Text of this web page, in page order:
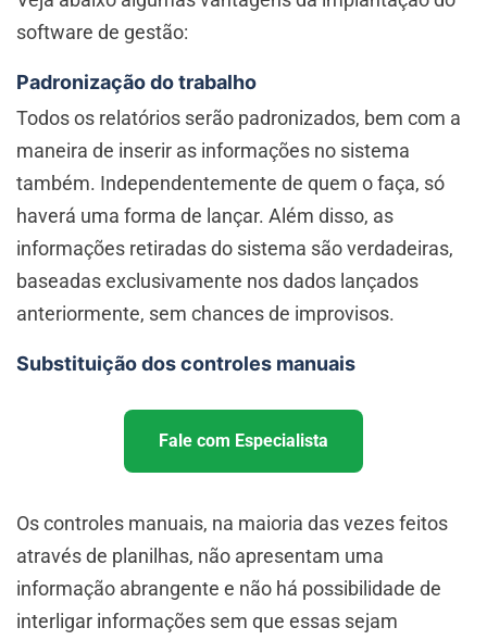
software de gestão:
Padronização do trabalho
Todos os relatórios serão padronizados, bem com a
maneira de inserir as informações no sistema
também. Independentemente de quem o faça, só
haverá uma forma de lançar. Além disso, as
informações retiradas do sistema são verdadeiras,
baseadas exclusivamente nos dados lançados
anteriormente, sem chances de improvisos.
Substituição dos controles manuais
Fale com Especialista
Os controles manuais, na maioria das vezes feitos
através de planilhas, não apresentam uma
informação abrangente e não há possibilidade de
interligar informações sem que essas sejam